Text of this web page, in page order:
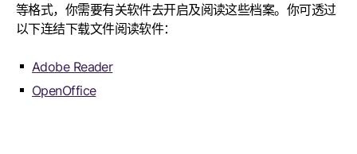
等格式，你需要有关软件去开启及阅读这些档案。你可透过
以下连结下载文件阅读软件：
Adobe Reader
OpenOffice